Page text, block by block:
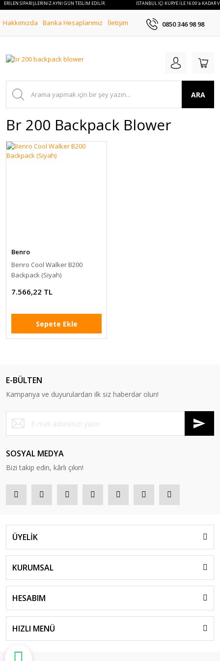
SİPARİŞLERİNİZ AYNI GÜN TESLİM EDİLİR. İSTANBUL İÇİ KURYE İLE 16:00'a KADAR
Hakkımızda Banka Hesaplarımız İletişim 0850 346 98 98
ARA
Br 200 Backpack Blower
Benro
Benro Cool Walker B200
Backpack (Siyah)
7.566,22 TL
Sepete Ekle
E-BÜLTEN
Kampanya ve duyurulardan ilk siz haberdar olun!
SOSYAL MEDYA
Bizi takip edin, kârlı çıkın!
ÜYELİK
KURUMSAL
HESABIM
HIZLI MENÜ